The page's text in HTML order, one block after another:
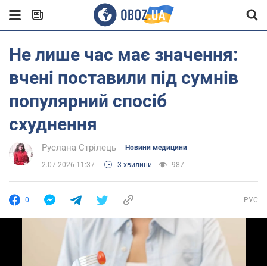
Не лише час має значення:
вчені поставили під сумнів
популярний спосіб
схуднення
Руслана Стрілець Новини медицини
2.07.2026 11:37 3 хвилини 987
0 РУС